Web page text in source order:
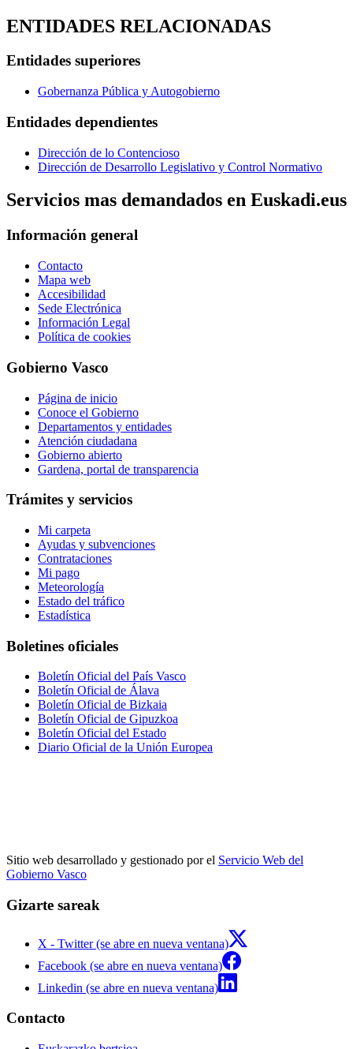
ENTIDADES RELACIONADAS
Entidades superiores
Gobernanza Pública y Autogobierno
Entidades dependientes
Dirección de lo Contencioso
Dirección de Desarrollo Legislativo y Control Normativo
Servicios mas demandados en Euskadi.eus
Información general
Contacto
Mapa web
Accesibilidad
Sede Electrónica
Información Legal
Política de cookies
Gobierno Vasco
Página de inicio
Conoce el Gobierno
Departamentos y entidades
Atención ciudadana
Gobierno abierto
Gardena, portal de transparencia
Trámites y servicios
Mi carpeta
Ayudas y subvenciones
Contrataciones
Mi pago
Meteorología
Estado del tráfico
Estadística
Boletines oficiales
Boletín Oficial del País Vasco
Boletín Oficial de Álava
Boletín Oficial de Bizkaia
Boletín Oficial de Gipuzkoa
Boletín Oficial del Estado
Diario Oficial de la Unión Europea
Sitio web desarrollado y gestionado por el Servicio Web del
Gobierno Vasco
Gizarte sareak
X - Twitter (se abre en nueva ventana)
Facebook (se abre en nueva ventana)
Linkedin (se abre en nueva ventana)
Contacto